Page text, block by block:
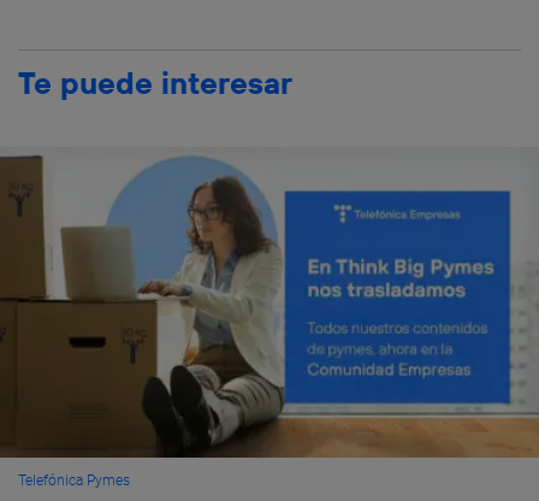
Te puede interesar
Telefónica Pymes